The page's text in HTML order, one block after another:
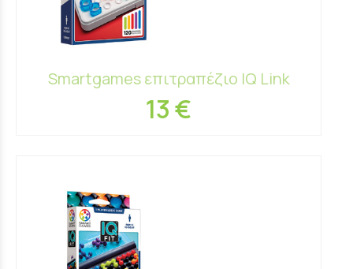
Smartgames επιτραπέζιο IQ Link
13 €